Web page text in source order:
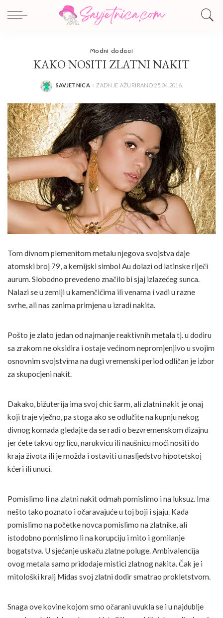
Modni dodaci
KAKO NOSITI ZLATNI NAKIT
POSTED
SAVJETNICA ZADNJE AŽURIRANO 25.04.2016.
Tom divnom plemenitom metalu njegova svojstva daje
atomski broj 79, a kemijski simbol Au dolazi od latinske riječi
aurum. Slobodno prevedeno značilo bi sjaj izlazećeg sunca.
Nalazi se u zemlji u kamenčićima ili venama i vadi u razne
svrhe, ali nas zanima primjena u izradi nakita.
Pošto je zlato jedan od najmanje reaktivnih metala tj. u dodiru
sa zrakom ne oksidira i ostaje većinom nepromjenjivo u svojim
osnovnim svojstvima na dugi vremenski period odličan je izbor
za skupocjeni nakit.
Dakako, bižuterija ima svoj chic šarm, ali zlatni nakit je onaj
koji traje vječno, pa stoga ako se odlučite na kupnju nekog
divnog komada gledajte da se radi o bezvremenskom dizajnu
jer ćete takvu ogrlicu, narukvicu ili naušnicu moći nositi do
kraja života ili je možda i ostaviti u nasljedstvo hipotetskoj
kćeri ili unuci.
Pomislimo li na zlatni nakit odmah pomislimo i na luksuz. Ima
nešto tako poznato i očaravajuće u toj boji i sjaju. Kada
pomislimo na početke novca pomislimo na zlatnike, ali
istodobno pomislimo li na korupciju i mito i gomilanje
bogatstva. U sjećanje uskaču zlatne poluge. Ambivalencija
ovog metala samo pridodaje mistici zlatnog nakita. Čak je i
mitološki kralj Midas svoj zlatni dodir smatrao prokletstvom.
Snaga ove kovine kojom smo očarani uvukla se i u najdublje